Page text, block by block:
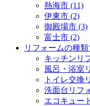
熱海市 (11)
伊東市 (2)
御殿場市 (3)
富士市 (2)
リフォームの種
キッチンリ
風呂・浴室
トイレ交換
洗面台リフ
エコキュー